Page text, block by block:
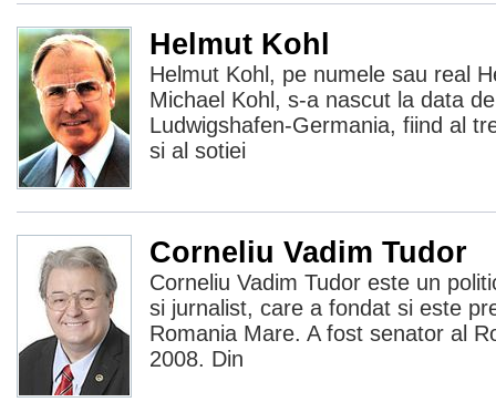
Helmut Kohl
Helmut Kohl, pe numele sau real
Michael Kohl, s-a nascut la data
Ludwigshafen-Germania, fiind al
si al sotiei
Corneliu Vadim Tudor
Corneliu Vadim Tudor este un
si jurnalist, care a fondat si este
Romania Mare. A fost senator al
2008. Din